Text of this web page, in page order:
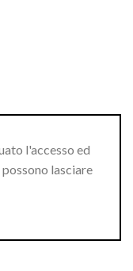
l'accesso ed
lasciare